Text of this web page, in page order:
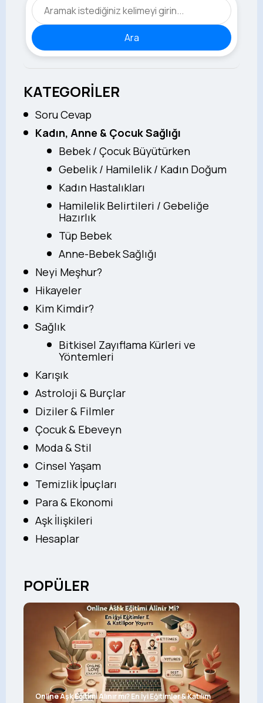
Ara
KATEGORİLER
Soru Cevap
Kadın, Anne & Çocuk Sağlığı
Bebek / Çocuk Büyütürken
Gebelik / Hamilelik / Kadın Doğum
Kadın Hastalıkları
Hamilelik Belirtileri / Gebeliğe
Hazırlık
Tüp Bebek
Anne-Bebek Sağlığı
Neyi Meşhur?
Hikayeler
Kim Kimdir?
Sağlık
Bitkisel Zayıflama Kürleri ve
Yöntemleri
Karışık
Astroloji & Burçlar
Diziler & Filmler
Çocuk & Ebeveyn
Moda & Stil
Cinsel Yaşam
Temizlik İpuçları
Para & Ekonomi
Aşk İlişkileri
Hesaplar
POPÜLER
Online Aşk Eğitimi Alınır mı? En İyi Eğitimler & Katılım